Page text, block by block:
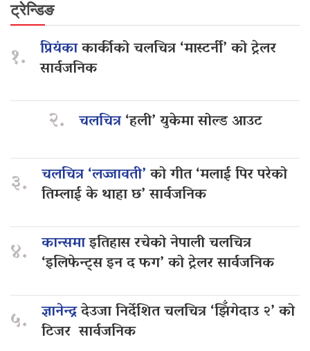
ट्रेन्डिङ
१. प्रियंकाकार्कीको चलचित्र ‘मास्टर्नी’ को ट्रेलर
सार्वजनिक
२. चलचित्र‘हली’ युकेमा सोल्ड आउट
३. चलचित्र ‘लज्जावती’को गीत ‘मलाई पिर परेको
तिम्लाई के थाहा छ’ सार्वजनिक
४. कान्समाइतिहास रचेको नेपाली चलचित्र
‘इलिफेन्ट्स इन द फग’ को ट्रेलर सार्वजनिक
५. ज्ञानेन्द्रदेउजा निर्देशित चलचित्र ‘झिँगेदाउ २’ को
टिजर सार्वजनिक